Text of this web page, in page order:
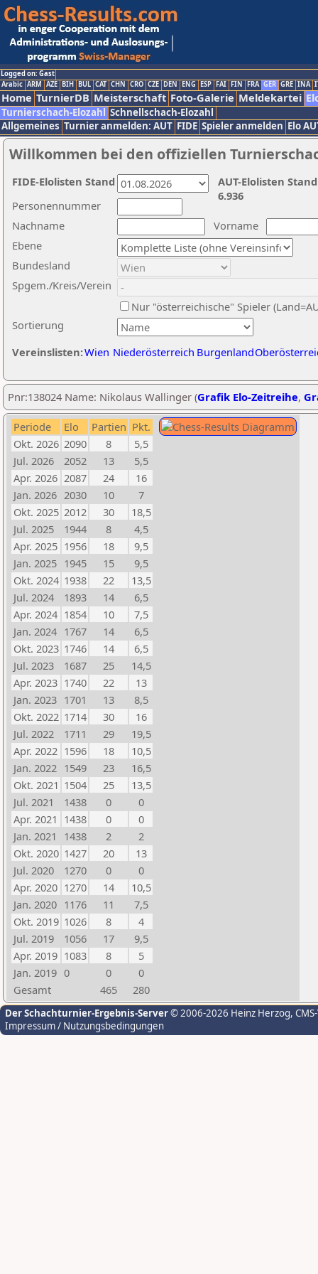
Logged on: Gast
Arabic ARM AZE BIH BUL CAT CHN CRO CZE DEN ENG ESP FAI FIN FRA GER GRE INA
Home TurnierDB Meisterschaft Foto-Galerie Meldekartei
Turnierschach-Elozahl Schnellschach-Elozahl
Allgemeines Turnier anmelden: AUT FIDE Spieler anmelden Elo
Willkommen bei den offiziellen
Nachname
Vorname
Ebene
Sortierung
Personennummer
Bundesland
Spgem./Kreis/Verein
Nur "österreichische" Spieler
Vereinslisten:Wien Niederösterreich Burgenland
AUT-Elolisten
6.936
FIDE-Elolisten Stand
Pnr:138024 Name: Nikolaus Wallinger (Grafik Elo-Zeitreihe,
Periode Elo Partien Pkt.
Okt. 2026 2090 8
5,5
Jul. 2026
2052 13
5,5
Apr. 2026 2087 24
16
Jan. 2026 2030 10
7
Okt. 2025 2012 30
18,5
Jul. 2025
1944 8
4,5
Apr. 2025 1956 18
9,5
Jan. 2025 1945 15
9,5
Okt. 2024 1938 22
13,5
Jul. 2024
1893 14
6,5
Apr. 2024 1854 10
7,5
Jan. 2024 1767 14
6,5
Okt. 2023 1746 14
6,5
Jul. 2023
1687 25
14,5
Apr. 2023 1740 22
13
Jan. 2023 1701 13
8,5
Okt. 2022 1714 30
16
Jul. 2022
1711 29
19,5
Apr. 2022 1596 18
10,5
Jan. 2022 1549 23
16,5
Okt. 2021 1504 25
13,5
Jul. 2021
1438 0
0
Apr. 2021 1438 0
0
Jan. 2021
1438 2
2
Okt. 2020 1427 20
13
Jul. 2020
1270 0
0
Apr. 2020 1270 14
10,5
Jan. 2020 1176 11
7,5
Okt. 2019 1026 8
4
Jul. 2019
1056 17
9,5
Apr. 2019 1083 8
5
Jan. 2019 0 0
0
Gesamt
465 280
Der Schachturnier-Ergebnis-Server© 2006-2026 Heinz Herzog,
Impressum / Nutzungsbedingungen